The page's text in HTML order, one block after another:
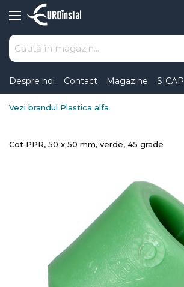
to
Content
Despre noi Contact Magazine SICAP
Vezi brandul Plastica alfa
Cot PPR, 50 x 50 mm, verde, 45 grade